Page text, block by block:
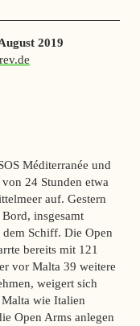
2019
Méditerranée und
24 Stunden etwa
auf. Gestern
insgesamt
Schiff. Die Open
bereits mit 121
vor Malta 39 weitere
weigert sich
Malta wie Italien
Open Arms anlegen